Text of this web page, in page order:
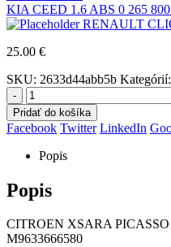
KIA CEED 1.6 ABS 0 265
RENAULT
25.00 €
SKU: 2633d44abb5b Kategórií:
-
Pridať do košíka
Facebook Twitter LinkedIn
Popis
Popis
CITROEN XSARA PICASSO
M9633666580